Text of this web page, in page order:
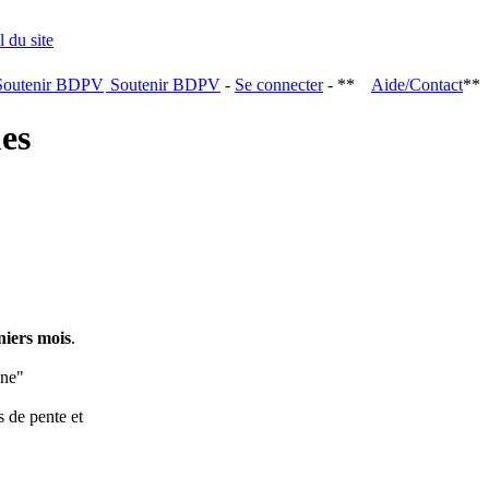
Soutenir BDPV - Se connecter- ** Aide/Contact**
mois.
de pente et